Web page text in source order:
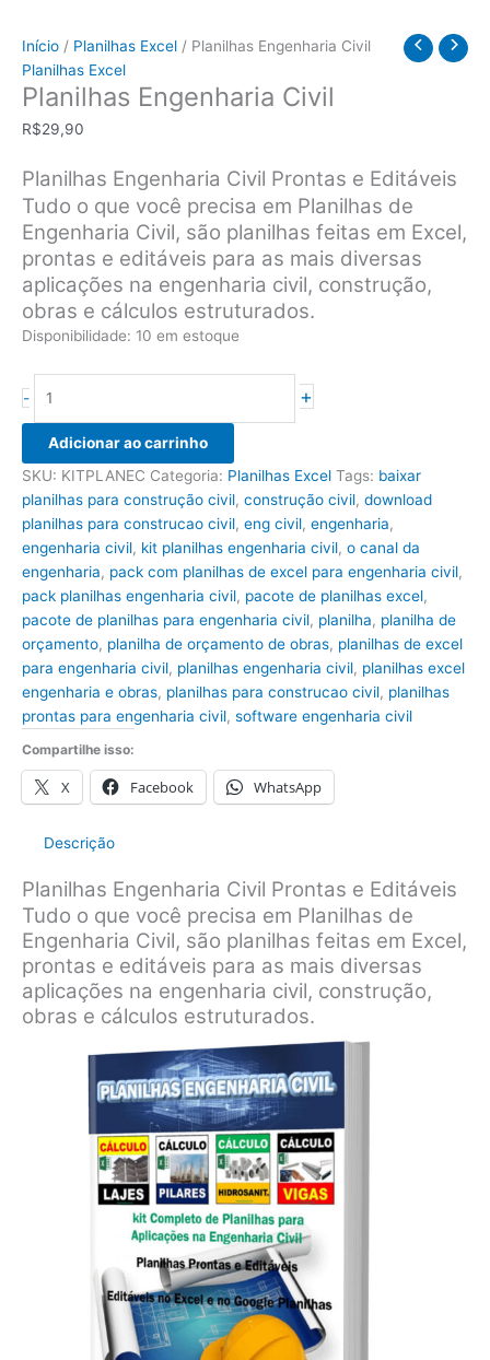
Início / Planilhas Excel / Planilhas Engenharia Civil
Planilhas Excel
Planilhas Engenharia Civil
R$29,90
Planilhas Engenharia Civil Prontas e Editáveis
Tudo o que você precisa em Planilhas de
Engenharia Civil, são planilhas feitas em Excel,
prontas e editáveis para as mais diversas
aplicações na engenharia civil, construção,
obras e cálculos estruturados.
Disponibilidade: 10 em estoque
-
Engenharia
+
Adicionar ao carrinho
SKU: KITPLANEC Categoria: Planilhas Excel Tags: baixar
planilhas para construção civil, construção civil, download
planilhas para construcao civil, eng civil, engenharia,
engenharia civil, kit planilhas engenharia civil, o canal da
engenharia, pack com planilhas de excel para engenharia civil,
pack planilhas engenharia civil, pacote de planilhas excel,
pacote de planilhas para engenharia civil, planilha, planilha de
orçamento, planilha de orçamento de obras, planilhas de excel
para engenharia civil, planilhas engenharia civil, planilhas excel
engenharia e obras, planilhas para construcao civil, planilhas
prontas para engenharia civil, software engenharia civil
Compartilhe isso:
X Facebook WhatsApp
Descrição
Planilhas Engenharia Civil Prontas e Editáveis
Tudo o que você precisa em Planilhas de
Engenharia Civil, são planilhas feitas em Excel,
prontas e editáveis para as mais diversas
aplicações na engenharia civil, construção,
obras e cálculos estruturados.